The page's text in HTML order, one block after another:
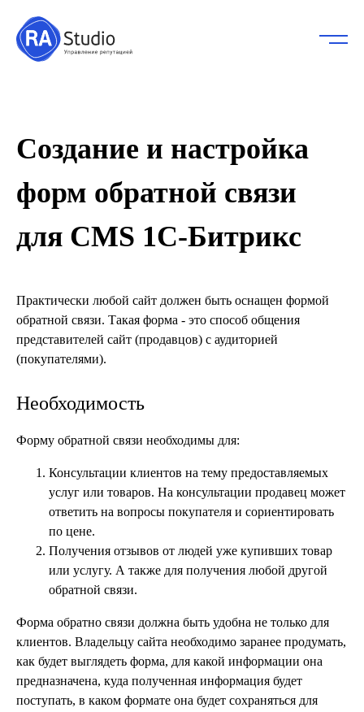
Создание и настройка
форм обратной связи
для CMS 1С-Битрикс
Практически любой сайт должен быть оснащен формой
обратной связи. Такая форма - это способ общения
представителей сайт (продавцов) с аудиторией
(покупателями).
Необходимость
Форму обратной связи необходимы для:
Консультации клиентов на тему предоставляемых
услуг или товаров. На консультации продавец может
ответить на вопросы покупателя и сориентировать
по цене.
Получения отзывов от людей уже купивших товар
или услугу. А также для получения любой другой
обратной связи.
Форма обратно связи должна быть удобна не только для
клиентов. Владельцу сайта необходимо заранее продумать,
как будет выглядеть форма, для какой информации она
предназначена, куда полученная информация будет
поступать, в каком формате она будет сохраняться для